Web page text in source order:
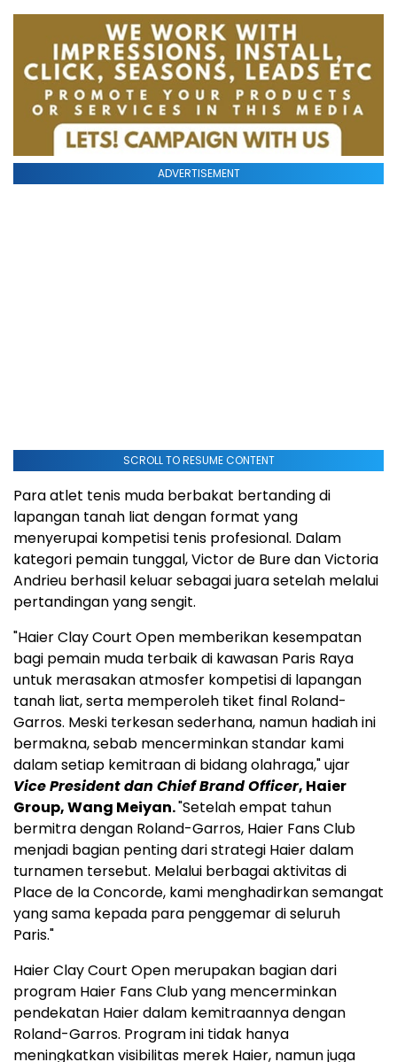
ADVERTISEMENT
SCROLL TO RESUME CONTENT
Para atlet tenis muda berbakat bertanding di
lapangan tanah liat dengan format yang
menyerupai kompetisi tenis profesional. Dalam
kategori pemain tunggal, Victor de Bure dan Victoria
Andrieu berhasil keluar sebagai juara setelah melalui
pertandingan yang sengit.
"Haier Clay Court Open memberikan kesempatan
bagi pemain muda terbaik di kawasan Paris Raya
untuk merasakan atmosfer kompetisi di lapangan
tanah liat, serta memperoleh tiket final Roland-
Garros. Meski terkesan sederhana, namun hadiah ini
bermakna, sebab mencerminkan standar kami
dalam setiap kemitraan di bidang olahraga," ujar
Vice President dan Chief Brand Officer, Haier
Group, Wang Meiyan."Setelah empat tahun
bermitra dengan Roland-Garros, Haier Fans Club
menjadi bagian penting dari strategi Haier dalam
turnamen tersebut. Melalui berbagai aktivitas di
Place de la Concorde, kami menghadirkan semangat
yang sama kepada para penggemar di seluruh
Paris."
Haier Clay Court Open merupakan bagian dari
program Haier Fans Club yang mencerminkan
pendekatan Haier dalam kemitraannya dengan
Roland-Garros. Program ini tidak hanya
meningkatkan visibilitas merek Haier, namun juga